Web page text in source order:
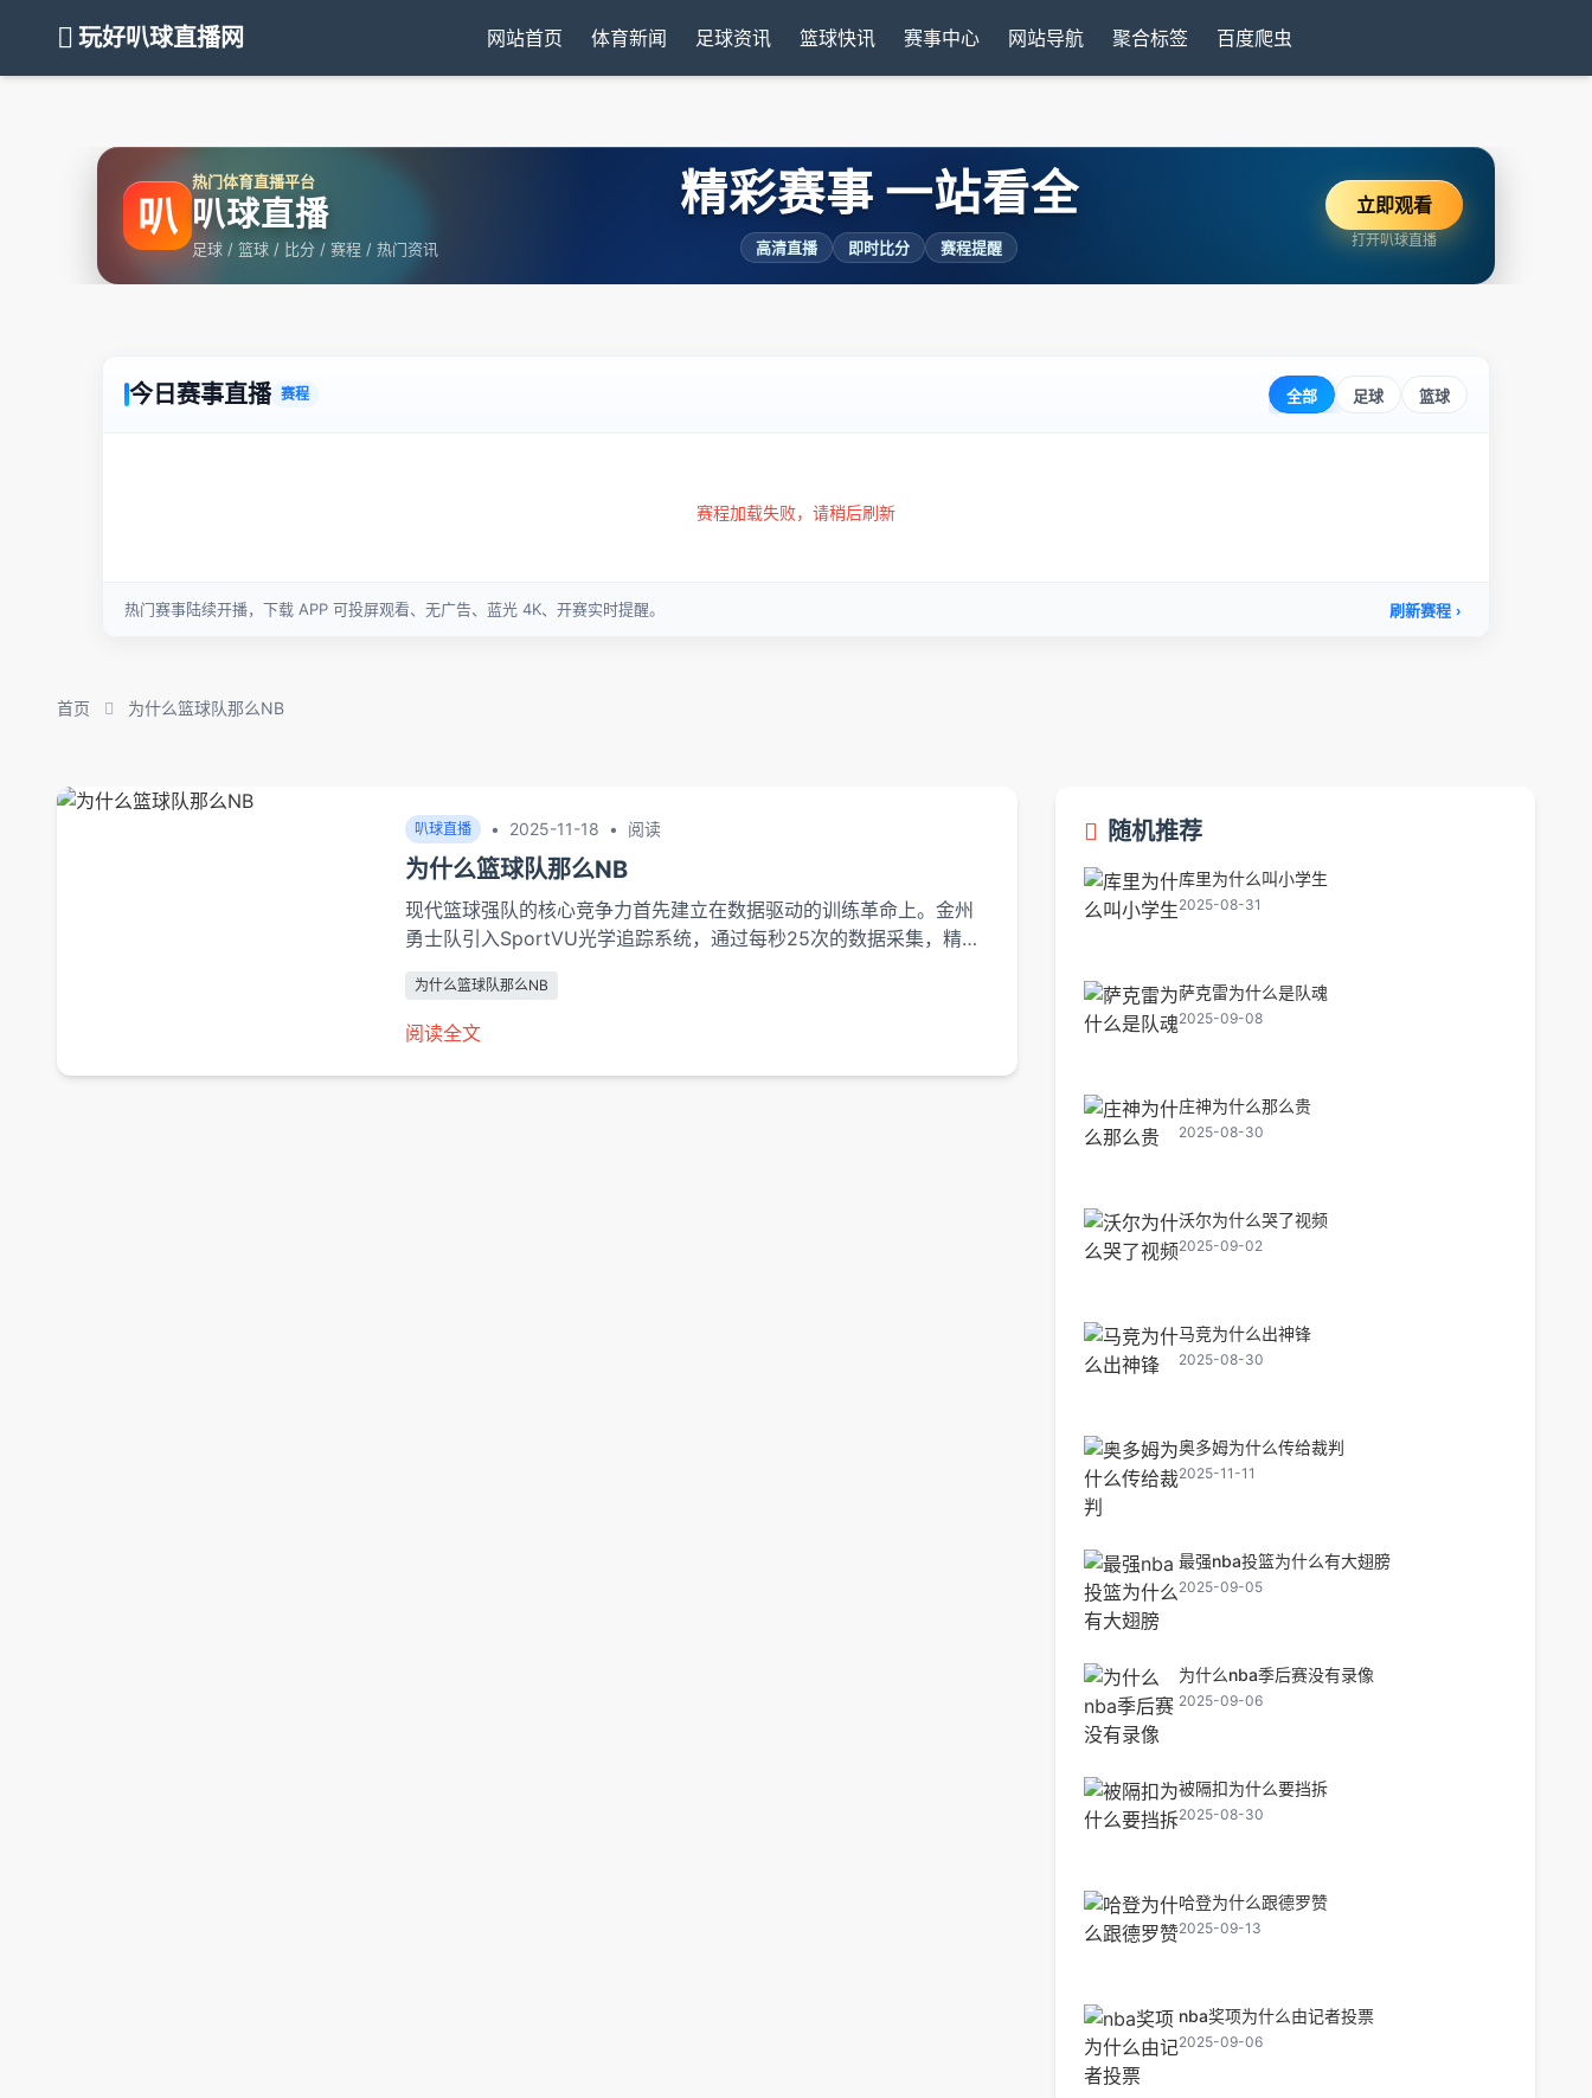
玩好叭球直播网 网站首页 体育新闻 足球资讯 篮球快讯 赛事中心 网站导航 聚合标签 百度爬虫
叭
热门体育直播平台
叭球直播
足球 / 篮球 / 比分 / 赛程 / 热门资讯
精彩赛事 一站看全
高清直播 即时比分 赛程提醒
立即观看
打开叭球直播
首页 为什么篮球队那么NB
叭球直播 • 2025-11-18 • 阅读
为什么篮球队那么NB
现代篮球强队的核心竞争力首先建立在数据驱动的训练革命上。金州
勇士队引入SportVU光学追踪系统，通过每秒25次的数据采集，精确
提升40%，球员伤病率下降35%。生理机能优化是另一关键支柱。密
尔沃基雄鹿队建立的"冷冻疗法-高压氧舱-营养定制"三位一体恢复系
为什么篮球队那么NB
阅读全文
随机推荐
库里为什么叫小学生
2025-08-31
萨克雷为什么是队魂
2025-09-08
庄神为什么那么贵
2025-08-30
沃尔为什么哭了视频
2025-09-02
马竞为什么出神锋
2025-08-30
奥多姆为什么传给裁判
2025-11-11
最强nba投篮为什么有大翅膀
2025-09-05
为什么nba季后赛没有录像
2025-09-06
被隔扣为什么要挡拆
2025-08-30
哈登为什么跟德罗赞
2025-09-13
nba奖项为什么由记者投票
2025-09-06